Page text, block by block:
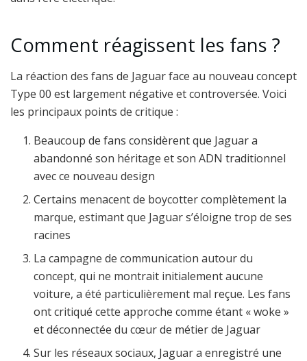
Comment réagissent les fans ?
La réaction des fans de Jaguar face au nouveau concept
Type 00 est largement négative et controversée. Voici
les principaux points de critique :
Beaucoup de fans considèrent que Jaguar a
abandonné son héritage et son ADN traditionnel
avec ce nouveau design
Certains menacent de boycotter complètement la
marque, estimant que Jaguar s’éloigne trop de ses
racines
La campagne de communication autour du
concept, qui ne montrait initialement aucune
voiture, a été particulièrement mal reçue. Les fans
ont critiqué cette approche comme étant « woke »
et déconnectée du cœur de métier de Jaguar
Sur les réseaux sociaux, Jaguar a enregistré une